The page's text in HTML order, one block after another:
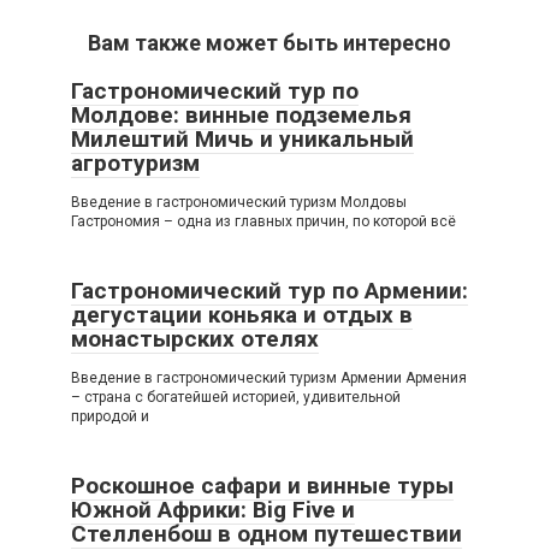
Вам также может быть интересно
Гастрономический тур по
Молдове: винные подземелья
Милештий Мичь и уникальный
агротуризм
Введение в гастрономический туризм Молдовы
Гастрономия – одна из главных причин, по которой всё
Гастрономический тур по Армении:
дегустации коньяка и отдых в
монастырских отелях
Введение в гастрономический туризм Армении Армения
– страна с богатейшей историей, удивительной
природой и
Роскошное сафари и винные туры
Южной Африки: Big Five и
Стелленбош в одном путешествии